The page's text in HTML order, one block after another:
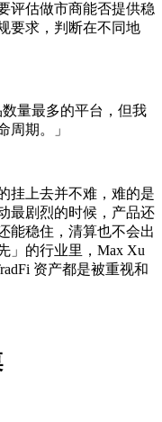
评估做市商能否提供稳
要求，判断在不同地
数量最多的平台，但我
周期。」
挂上去并不难，难的是
最剧烈的时候，产品还
能稳住，清算也不会出
」的行业里，Max Xu
资产都是被重视和